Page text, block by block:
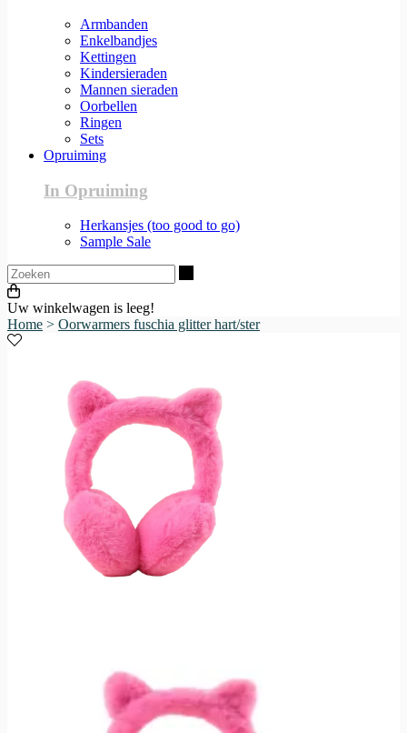
Armbanden
Enkelbandjes
Kettingen
Kindersieraden
Mannen sieraden
Oorbellen
Ringen
Sets
Opruiming
In Opruiming
Herkansjes (too good to go)
Sample Sale
Uw winkelwagen is leeg!
Home > Oorwarmers fuschia glitter hart/ster